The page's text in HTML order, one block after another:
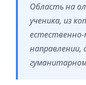
Область на
ученика, из